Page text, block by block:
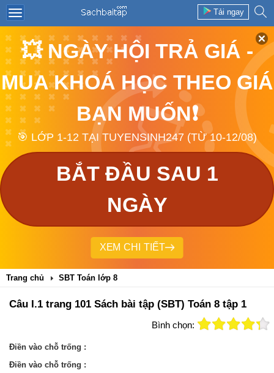
Tải ngay
💥 NGÀY HỘI TRẢ GIÁ -
MUA KHOÁ HỌC THEO GIÁ
BẠN MUỐN❗
🎯 LỚP 1-12 TẠI TUYENSINH247 (TỪ 10-12/08)
BẮT ĐẦU SAU 1
NGÀY
XEM CHI TIẾT
Trang chủ SBT Toán lớp 8
Câu I.1 trang 101 Sách bài tập (SBT) Toán 8 tập 1
Bình chọn:
Điền vào chỗ trống :
Điền vào chỗ trống :